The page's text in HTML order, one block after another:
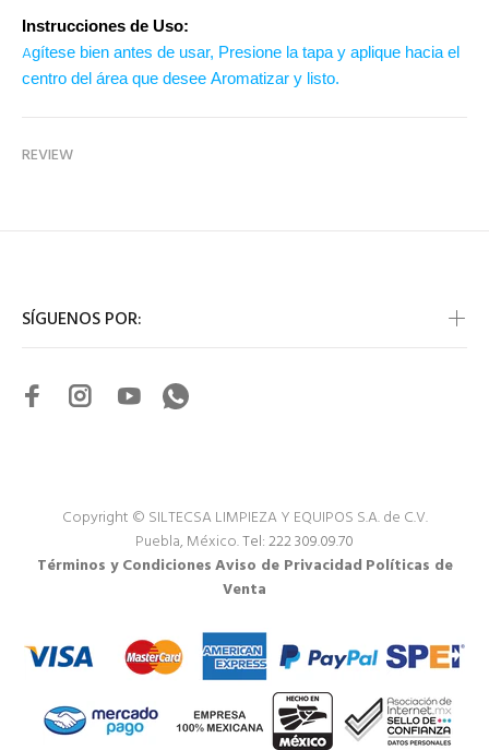
Instrucciones de Uso:
Agítese bien antes de usar, Presione la tapa y aplique hacia el
centro del área que desee Aromatizar y listo.
REVIEW
SÍGUENOS POR:
Copyright © SILTECSA LIMPIEZA Y EQUIPOS S.A. de C.V.
Puebla, México.Tel: 222 309.09.70
Términos y CondicionesAviso de Privacidad Políticas de
Venta